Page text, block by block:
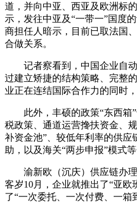
道，并向中亚、西亚及欧洲标
示，发往中亚及“一带一”国度
商担任人暗示，目前已取法国
合做关系。
记者察看到，中国企业自动
过建立矫捷的结构策略、完整
业正在连结国际合作力的同时
此外，丰硕的政策“东西箱”
税政策、通道运营搀扶资金、
补资金池”、较低年利率的供
助，以及海关“两步申报”模式
渝新欧（沉庆）供应链办理
客岁10月，企业就推出了“亚
了“一次委托、一次付费、一箱